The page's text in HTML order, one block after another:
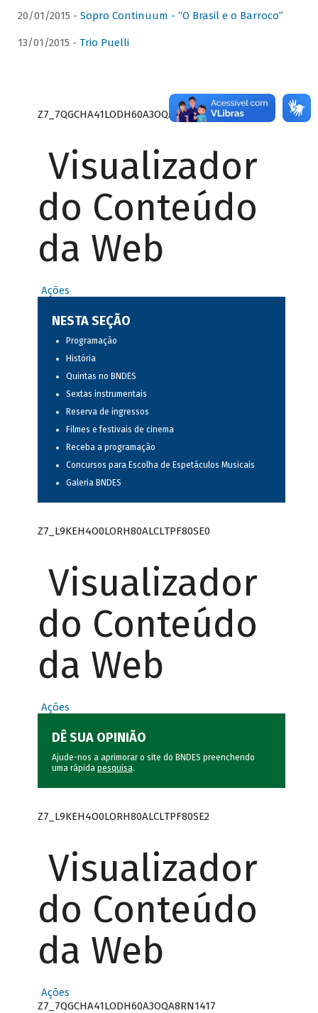
20/01/2015 - Sopro Continuum - “O Brasil e o Barroco”
13/01/2015 - Trio Puelli
Z7_7QGCHA41LODH60A3OQA8RN1415
Visualizador
do Conteúdo
da Web
Ações
NESTA SEÇÃO
Programação
História
Quintas no BNDES
Sextas instrumentais
Reserva de ingressos
Filmes e festivais de cinema
Receba a programação
Concursos para Escolha de Espetáculos Musicais
Galeria BNDES
Z7_L9KEH4O0LORH80ALCLTPF80SE0
Visualizador
do Conteúdo
da Web
Ações
DÊ SUA OPINIÃO
Ajude-nos a aprimorar o site do BNDES preenchendo
uma rápida pesquisa.
Z7_L9KEH4O0LORH80ALCLTPF80SE2
Visualizador
do Conteúdo
da Web
Ações
Z7_7QGCHA41LODH60A3OQA8RN1417